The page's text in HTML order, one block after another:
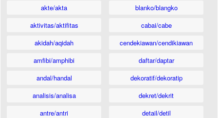
akte/akta
aktivitas/aktifitas
akidah/aqidah
amfibi/amphibi
andal/handal
analisis/analisa
antre/antri
blanko/blangko
cabai/cabe
cendekiawan/cendikiawan
daftar/daptar
dekoratif/dekoratip
dekret/dekrit
detail/detil